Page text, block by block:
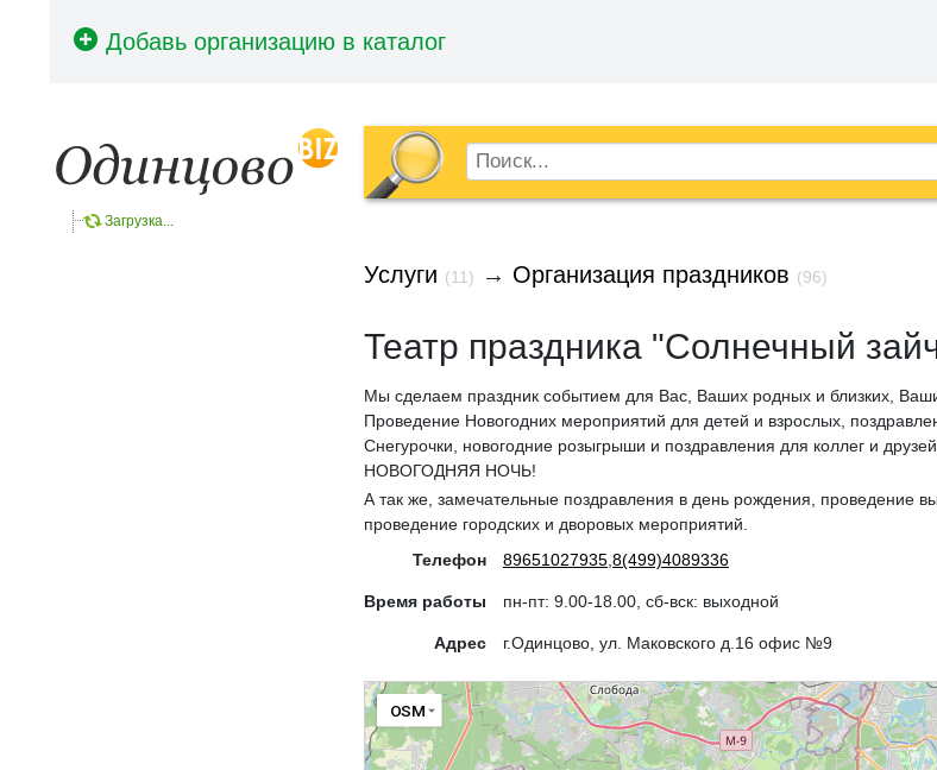
Загрузка...
Услуги (11) → Организация праздников (96)
Театр праздника "Солнечный
Мы сделаем праздник событием для Вас, Ваших родных и близких,
Проведение Новогодних мероприятий для детей и взрослых,
Снегурочки, новогодние розыгрыши и поздравления для коллег и
НОВОГОДНЯЯ НОЧЬ!
А так же, замечательные поздравления в день рождения, проведение
проведение городских и дворовых мероприятий.
Телефон
89651027935,8(499)4089336
Время работы пн-пт: 9.00-18.00, сб-вск: выходной
Адрес г.Одинцово, ул. Маковского д.16 офис №9
OSM